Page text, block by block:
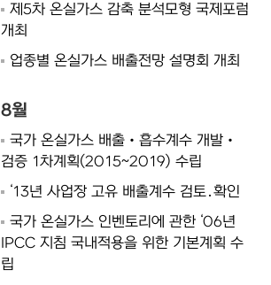
제5차 온실가스 감축 분석모형 국제포럼
개최
업종별 온실가스 배출전망 설명회 개최
8월
국가 온실가스 배출‧흡수계수 개발‧
검증 1차계획(2015~2019) 수립
‘13년 사업장 고유 배출계수 검토․확인
국가 온실가스 인벤토리에 관한 ‘06년
IPCC 지침 국내적용을 위한 기본계획 수
립